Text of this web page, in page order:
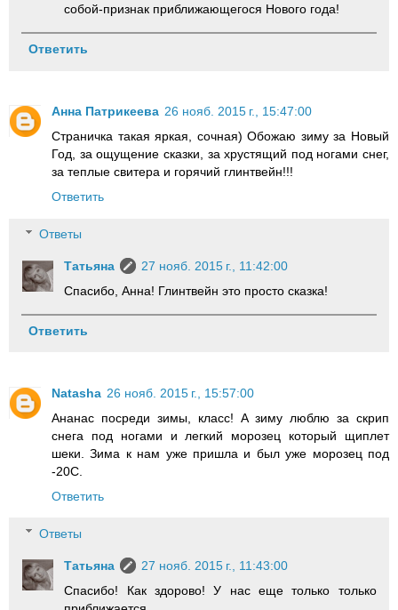
собой-признак приближающегося Нового года!
Ответить
Анна Патрикеева 26 нояб. 2015 г., 15:47:00
Страничка такая яркая, сочная) Обожаю зиму за Новый
Год, за ощущение сказки, за хрустящий под ногами снег,
за теплые свитера и горячий глинтвейн!!!
Ответить
Ответы
Татьяна
27 нояб. 2015 г., 11:42:00
Спасибо, Анна! Глинтвейн это просто сказка!
Ответить
Natasha 26 нояб. 2015 г., 15:57:00
Ананас посреди зимы, класс! А зиму люблю за скрип
снега под ногами и легкий морозец который щиплет
шеки. Зима к нам уже пришла и был уже морозец под
-20С.
Ответить
Ответы
Татьяна
27 нояб. 2015 г., 11:43:00
Спасибо! Как здорово! У нас еще только только